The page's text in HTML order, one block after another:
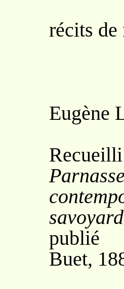
récits de
Eugène
savoyard
publié
Buet,